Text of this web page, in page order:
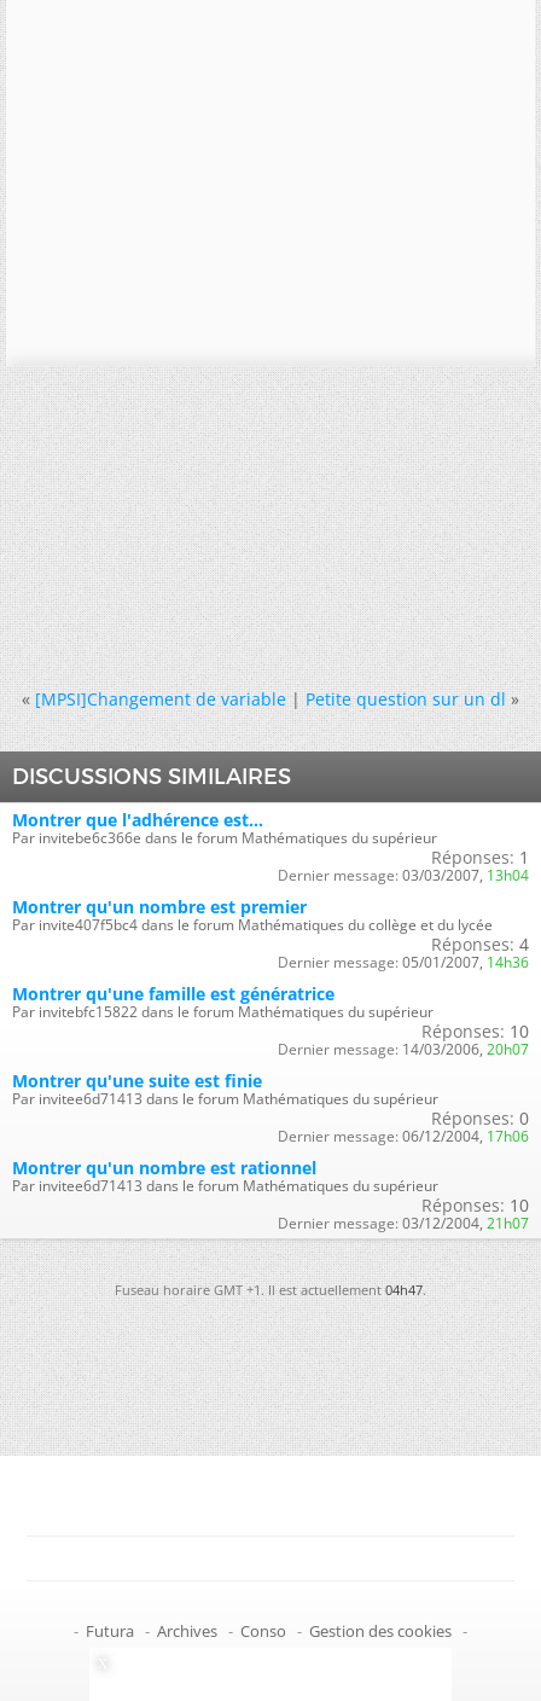
« [MPSI]Changement de variable|Petite question sur un dl »
DISCUSSIONS SIMILAIRES
Montrer que l'adhérence est...
Par invitebe6c366e dans le forum Mathématiques du supérieur
Réponses: 1
Dernier message: 03/03/2007, 13h04
Montrer qu'un nombre est premier
Par invite407f5bc4 dans le forum Mathématiques du collège et du lycée
Réponses: 4
Dernier message: 05/01/2007, 14h36
Montrer qu'une famille est génératrice
Par invitebfc15822 dans le forum Mathématiques du supérieur
Réponses: 10
Dernier message: 14/03/2006, 20h07
Montrer qu'une suite est finie
Par invitee6d71413 dans le forum Mathématiques du supérieur
Réponses: 0
Dernier message: 06/12/2004, 17h06
Montrer qu'un nombre est rationnel
Par invitee6d71413 dans le forum Mathématiques du supérieur
Réponses: 10
Dernier message: 03/12/2004, 21h07
Fuseau horaire GMT +1. Il est actuellement04h47.
- Futura - Archives - Conso - Gestion des cookies -